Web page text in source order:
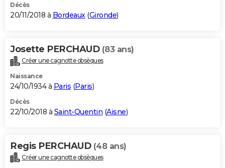
Décès
20/11/2018 à Bordeaux(Gironde)
Josette PERCHAUD (83 ans)
Créer une cagnotte obsèques
Naissance
24/10/1934 à Paris (Paris)
Décès
22/10/2018 à Saint-Quentin (Aisne)
Regis PERCHAUD (48 ans)
Créer une cagnotte obsèques